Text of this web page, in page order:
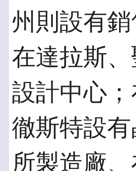
州則設有
在達拉斯
設計中心
徹斯特設
所製造廠